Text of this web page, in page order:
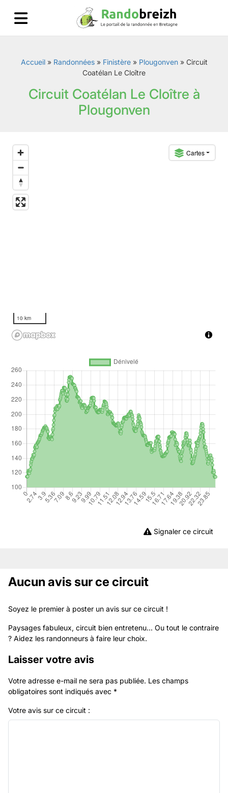
Accueil» Randonnées» Finistère» Plougonven» Circuit
Coatélan Le Cloître
Circuit Coatélan Le Cloître à
Plougonven
Cartes
10 km
Signaler ce circuit
Aucun avis sur ce circuit
Soyez le premier à poster un avis sur ce circuit !
Paysages fabuleux, circuit bien entretenu... Ou tout le contraire
? Aidez les randonneurs à faire leur choix.
Laisser votre avis
Votre adresse e-mail ne sera pas publiée. Les champs
obligatoires sont indiqués avec *
Votre avis sur ce circuit :